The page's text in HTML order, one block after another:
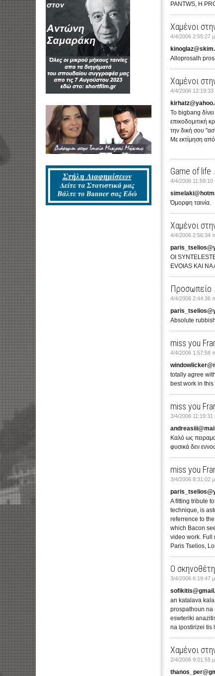
PANTWS, H
Χαμένοι
4/4/2006 2:55:27
Alloprosalh
Χαμένοι
4/4/2006 12:19:33
Το bigbang δίνει
επικοδομιτική
την δική σου
Με εκτίμηση
Game of life
4/4/2006 11:59:10
Όμορφη ταινία.
Χαμένοι
4/4/2006 2:56:34
OI
EVOIAS KAI
Προσωπείο
4/4/2006 2:44:36
Absolute
miss you
4/4/2006 1:57:58
totally agree
best work in this
miss you
3/4/2006 11:19:31
Καλό ως
φυσικά δεν
miss you
3/4/2006 8:31:02
A fitting tribute
technique, is
referrence to
which Bacon
video work. Full
Paris Tselios,
Ο
3/4/2006 6:19:47
an katalava
prospathoun na
eswteriki
na ipostirizei tis
Χαμένοι
2/4/2006 9:01:55